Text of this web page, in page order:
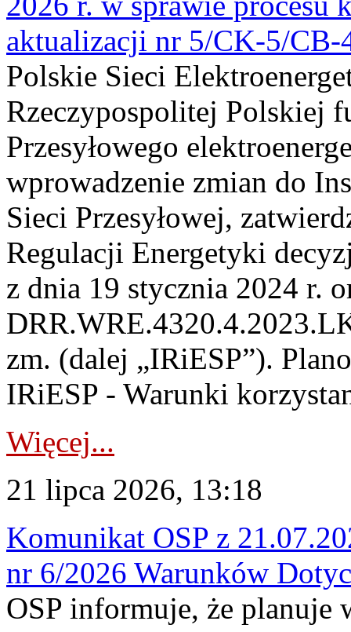
aktualizacji nr 5/CK-5/CB-
Polskie Sieci
Rzeczypospolitej Polskiej
Przesyłowego
wprowadzenie zmian do
Sieci Przesyłowej,
Regulacji Energetyki
z dnia 19 stycznia 2024 r.
zm. (dalej „IRiESP”).
IRiESP - Warunki
Więcej...
21 lipca 2026, 13:18
Komunikat OSP z
nr 6/2026 Warunków
OSP informuje, że planuje